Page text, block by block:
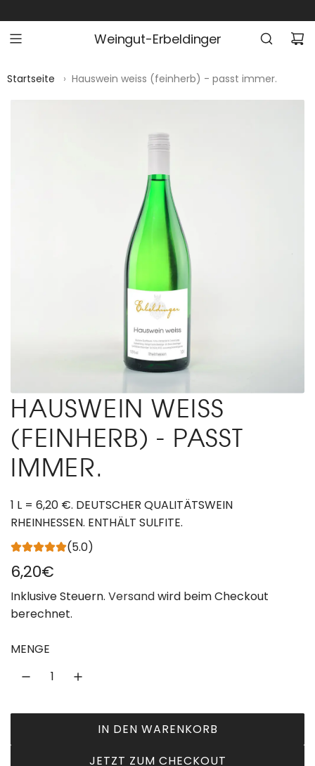
U
N
Weingut-Erbeldinger
Startseite › Hauswein weiss (feinherb) - passt immer.
HAUSWEIN WEISS
(FEINHERB) - PASST
IMMER.
1 L = 6,20 €. DEUTSCHER QUALITÄTSWEIN
RHEINHESSEN. ENTHÄLT SULFITE.
(5.0)
R
e
g
u
r
e
6,20€
Inklusive Steuern. Versandwird beim Checkout
berechnet.
MENGE
IN DEN WARENKORB
L
A
JETZT ZUM CHECKOUT